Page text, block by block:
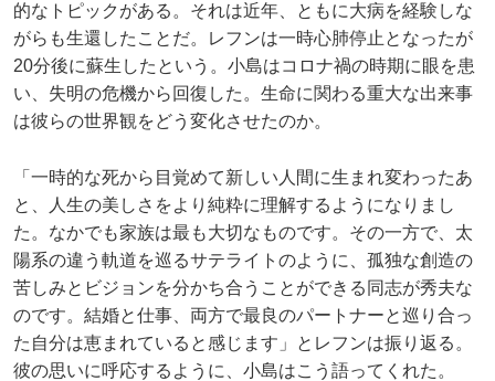
的なトピックがある。それは近年、ともに大病を経験しな
がらも生還したことだ。レフンは一時心肺停止となったが
20分後に蘇生したという。小島はコロナ禍の時期に眼を患
い、失明の危機から回復した。生命に関わる重大な出来事
は彼らの世界観をどう変化させたのか。
「一時的な死から目覚めて新しい人間に生まれ変わったあ
と、人生の美しさをより純粋に理解するようになりまし
た。なかでも家族は最も大切なものです。その一方で、太
陽系の違う軌道を巡るサテライトのように、孤独な創造の
苦しみとビジョンを分かち合うことができる同志が秀夫な
のです。結婚と仕事、両方で最良のパートナーと巡り合っ
た自分は恵まれていると感じます」とレフンは振り返る。
彼の思いに呼応するように、小島はこう語ってくれた。